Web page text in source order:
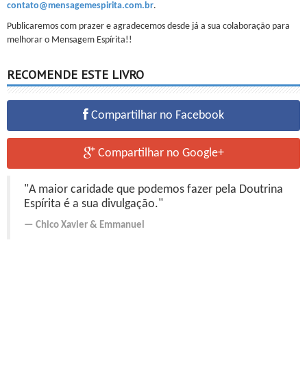
contato@mensagemespirita.com.br.
Publicaremos com prazer e agradecemos desde já a sua colaboração para
melhorar o Mensagem Espírita!!
RECOMENDE ESTE LIVRO
Compartilhar no Facebook
Compartilhar no Google+
"A maior caridade que podemos fazer pela Doutrina
Espírita é a sua divulgação."
Chico Xavier & Emmanuel